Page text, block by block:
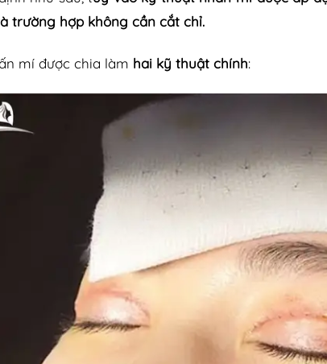
trường hợp không cần cắt chỉ.
mí được chia làm hai kỹ thuật chính: